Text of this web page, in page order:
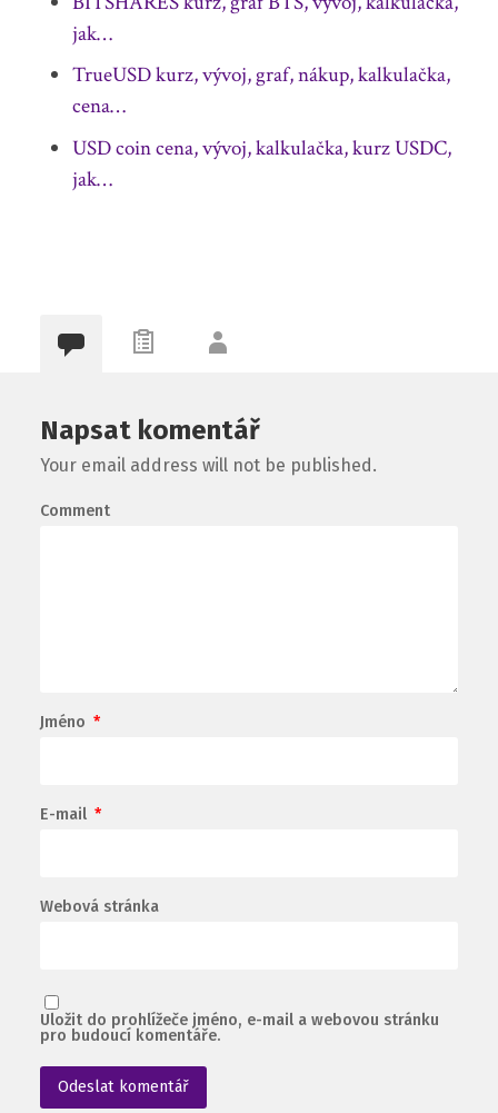
jak…
TrueUSD kurz, vývoj, graf, nákup, kalkulačka,
cena…
USD coin cena, vývoj, kalkulačka, kurz USDC,
jak…
Napsat komentář
Your email address will not be published.
Comment
Jméno *
E-mail *
Webová stránka
Uložit do prohlížeče jméno, e-mail a webovou stránku
pro budoucí komentáře.